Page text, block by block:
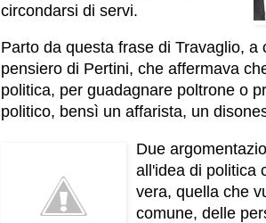
circondarsi di servi.
Parto da questa frase di Travaglio,
pensiero di Pertini, che affermava
politica, per guadagnare poltrone o
politico, bensì un affarista, un
Due
all'idea di politica
vera, quella che
comune, delle